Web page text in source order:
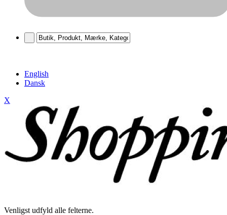
English
Dansk
X
Venligst udfyld alle felterne.